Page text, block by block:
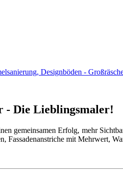
Designböden -
- Die Lieblingsmaler!
gemeinsamen Erfolg, mehr
Fassadenanstriche mit Mehrwert,